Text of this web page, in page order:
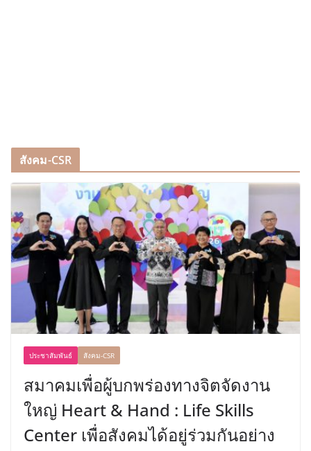
สังคม-CSR
ประชาสัมพันธ์ สังคม-CSR
สมาคมเพื่อผู้บกพร่องทางจิตจัดงาน
ใหญ่ Heart & Hand : Life Skills
Center เพื่อสังคมได้อยู่ร่วมกันอย่าง